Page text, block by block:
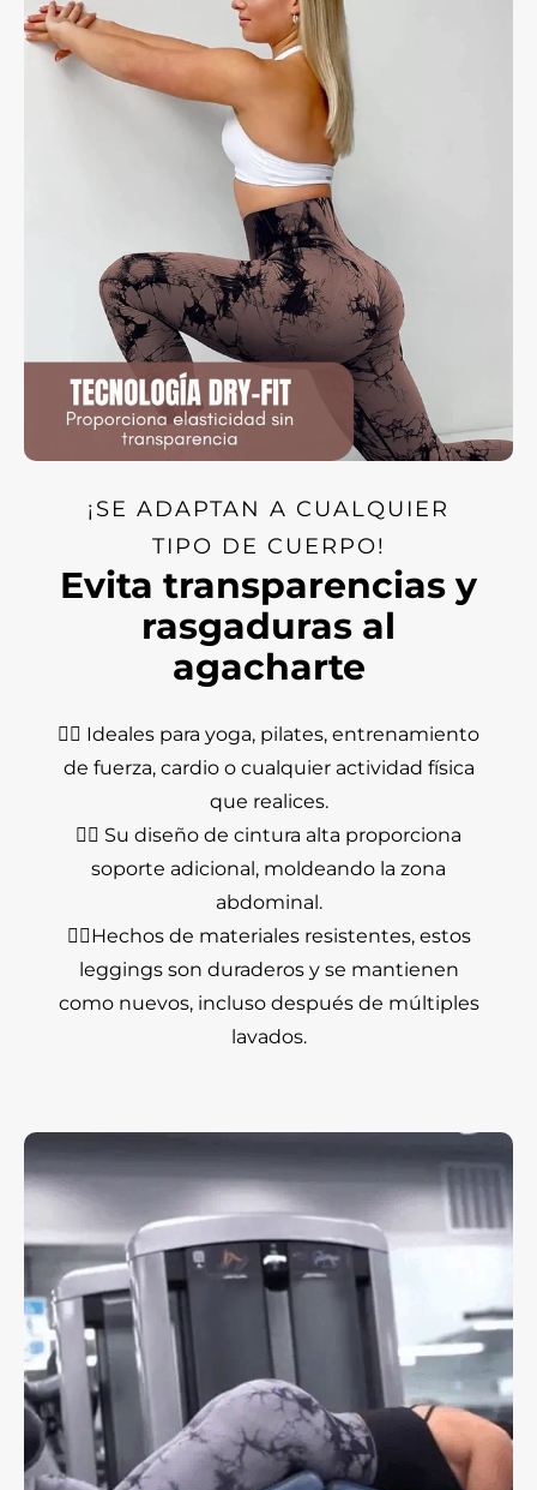
¡SE ADAPTAN A CUALQUIER
TIPO DE CUERPO!
Evita transparencias y
rasgaduras al
agacharte
🤸‍♀️ Ideales para yoga, pilates, entrenamiento
de fuerza, cardio o cualquier actividad física
que realices.
🤸‍♀️ Su diseño de cintura alta proporciona
soporte adicional, moldeando la zona
abdominal.
🤸‍♀️Hechos de materiales resistentes, estos
leggings son duraderos y se mantienen
como nuevos, incluso después de múltiples
lavados.